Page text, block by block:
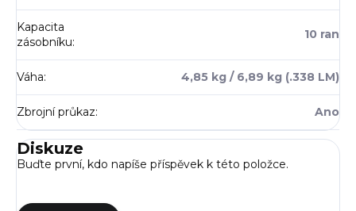
Kapacita
zásobníku:
10 ran
Váha: 4,85 kg / 6,89 kg (.338 LM)
Zbrojní průkaz: Ano
Diskuze
Buďte první, kdo napíše příspěvek k této položce.